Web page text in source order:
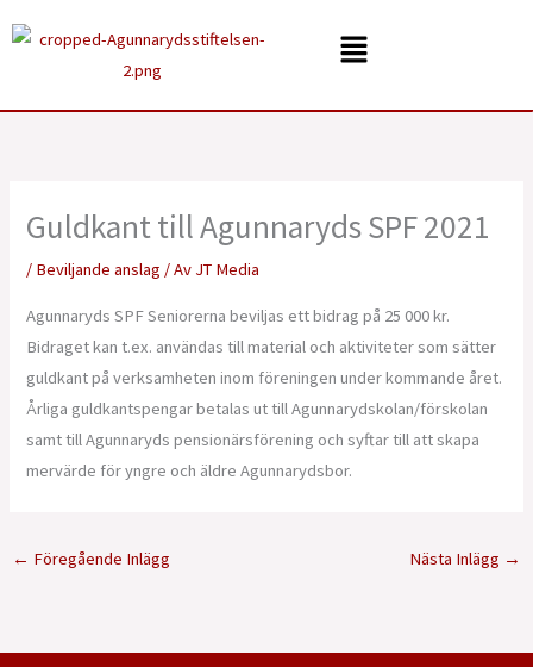
till
Menu
Guldkant till Agunnaryds SPF 2021
/ Beviljande anslag / Av JT Media
Agunnaryds SPF Seniorerna beviljas ett bidrag på 25 000 kr.
Bidraget kan t.ex. användas till material och aktiviteter som sätter
guldkant på verksamheten inom föreningen under kommande året.
Årliga guldkantspengar betalas ut till Agunnarydskolan/förskolan
samt till Agunnaryds pensionärsförening och syftar till att skapa
mervärde för yngre och äldre Agunnarydsbor.
← Föregående Inlägg Nästa Inlägg →